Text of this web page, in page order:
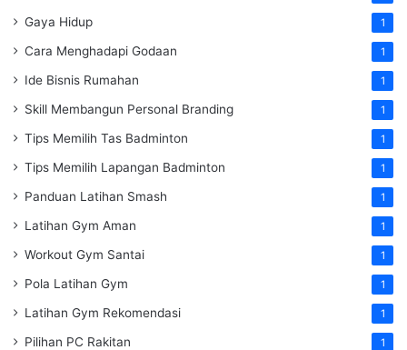
Gaya Hidup 1
Cara Menghadapi Godaan 1
Ide Bisnis Rumahan 1
Skill Membangun Personal Branding 1
Tips Memilih Tas Badminton 1
Tips Memilih Lapangan Badminton 1
Panduan Latihan Smash 1
Latihan Gym Aman 1
Workout Gym Santai 1
Pola Latihan Gym 1
Latihan Gym Rekomendasi 1
Pilihan PC Rakitan 1